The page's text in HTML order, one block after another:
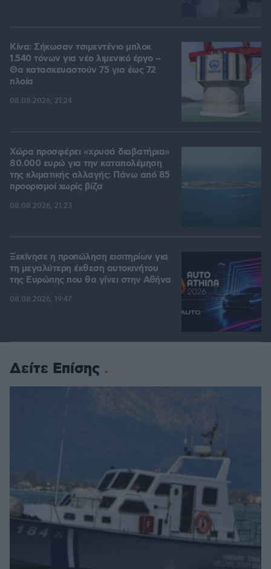
Κίνα: Σήκωσαν τσιμεντένιο μπλοκ
1.540 τόνων για νέο λιμενικό έργο –
Θα κατασκευαστούν 75 για έως 72
πλοία
08.08.2026, 21:24
Χώρα προσφέρει «χρυσά διαβατήρια»
80.000 ευρώ για την καταπολέμηση
της κλιματικής αλλαγής: Πάνω από 85
προορισμοί χωρίς βίζα
08.08.2026, 21:23
Ξεκίνησε η προπώληση εισιτηρίων για
τη μεγαλύτερη έκθεση αυτοκινήτου
της Ευρώπης που θα γίνει στην Αθήνα
08.08.2026, 19:47
Δείτε Επίσης